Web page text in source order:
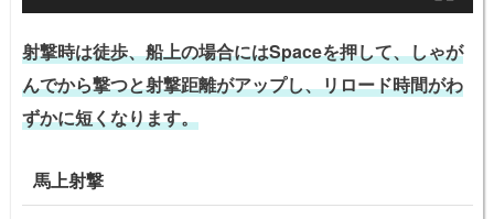
射撃時は徒歩、船上の場合にはSpaceを押して、しゃが
んでから撃つと射撃距離がアップし、リロード時間がわ
ずかに短くなります。
馬上射撃